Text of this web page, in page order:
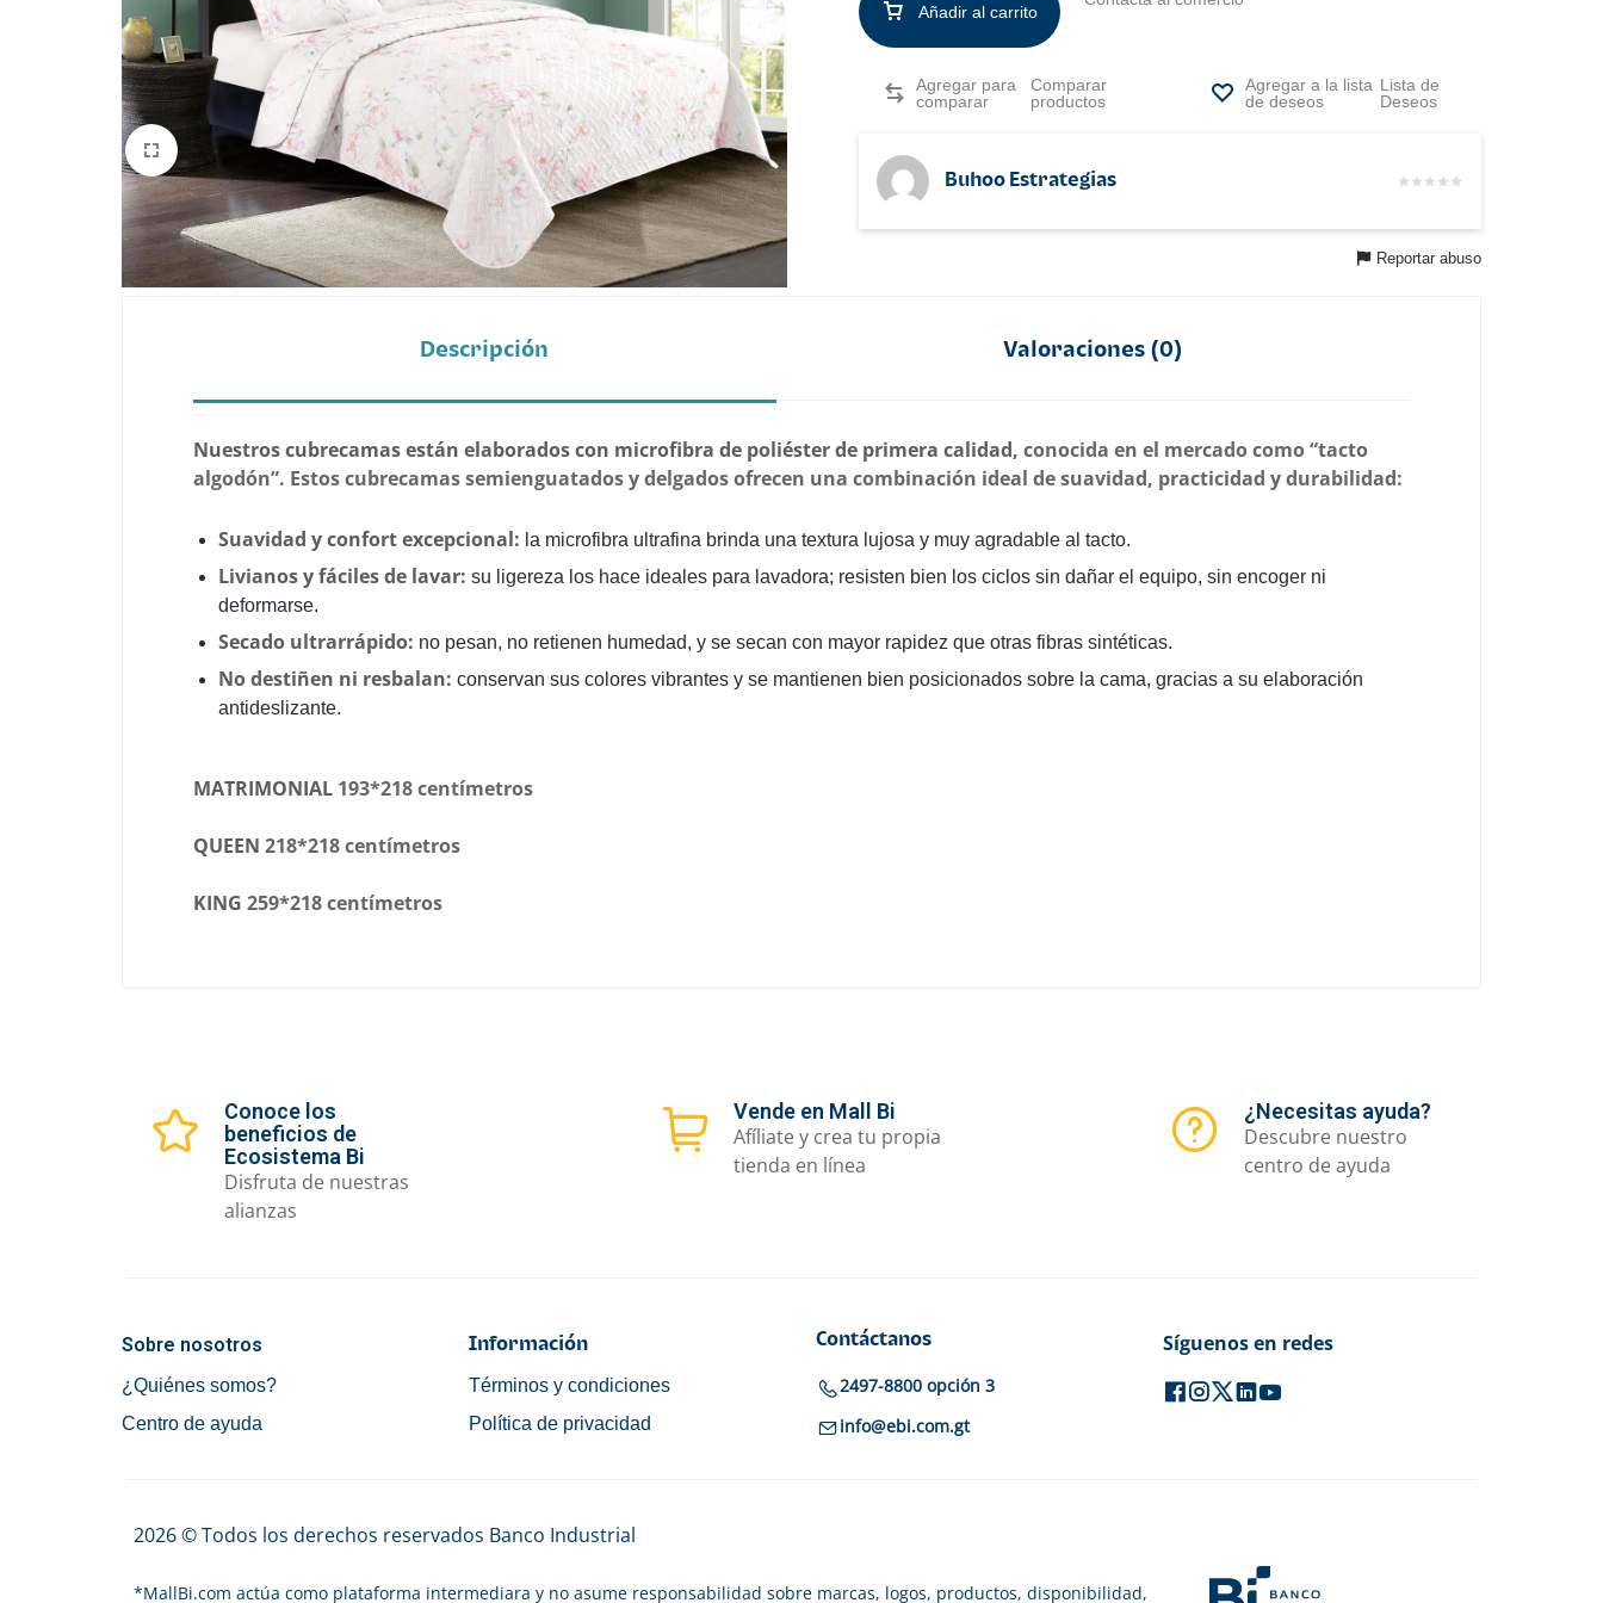
Belleza
Electrónicos y Accesorios
Hogar y Cocina
Moda
Tecnología
Añadir al carrito
Comparar
productos
Lista de
Deseos
Buhoo Estrategias
Reportar abuso
Descripción Valoraciones (0)
Nuestros cubrecamas están elaborados con microfibra de poliéster de primera calidad, conocida en el mercado como “tacto
algodón”. Estos cubrecamas semienguatados y delgados ofrecen una combinación ideal de suavidad, practicidad y durabilidad:
Suavidad y confort excepcional: la microfibra ultrafina brinda una textura lujosa y muy agradable al tacto.
Livianos y fáciles de lavar: su ligereza los hace ideales para lavadora; resisten bien los ciclos sin dañar el equipo, sin encoger ni
deformarse.
Secado ultrarrápido: no pesan, no retienen humedad, y se secan con mayor rapidez que otras fibras sintéticas.
No destiñen ni resbalan: conservan sus colores vibrantes y se mantienen bien posicionados sobre la cama, gracias a su elaboración
antideslizante.
MATRIMONIAL 193*218 centímetros
QUEEN 218*218 centímetros
KING 259*218 centímetros
Conoce los
beneficios de
Ecosistema Bi
Disfruta de nuestras
alianzas
Vende en Mall Bi
Afíliate y crea tu propia
tienda en línea
¿Necesitas ayuda?
Descubre nuestro
centro de ayuda
Sobre nosotros
¿Quiénes somos?
Centro de ayuda
Información
Términos y condiciones
Política de privacidad
Contáctanos
2497-8800 opción 3
info@ebi.com.gt
Síguenos en redes
2026 © Todos los derechos reservados Banco Industrial
*MallBi.com actúa como plataforma intermediara y no asume responsabilidad sobre marcas, logos, productos, disponibilidad,